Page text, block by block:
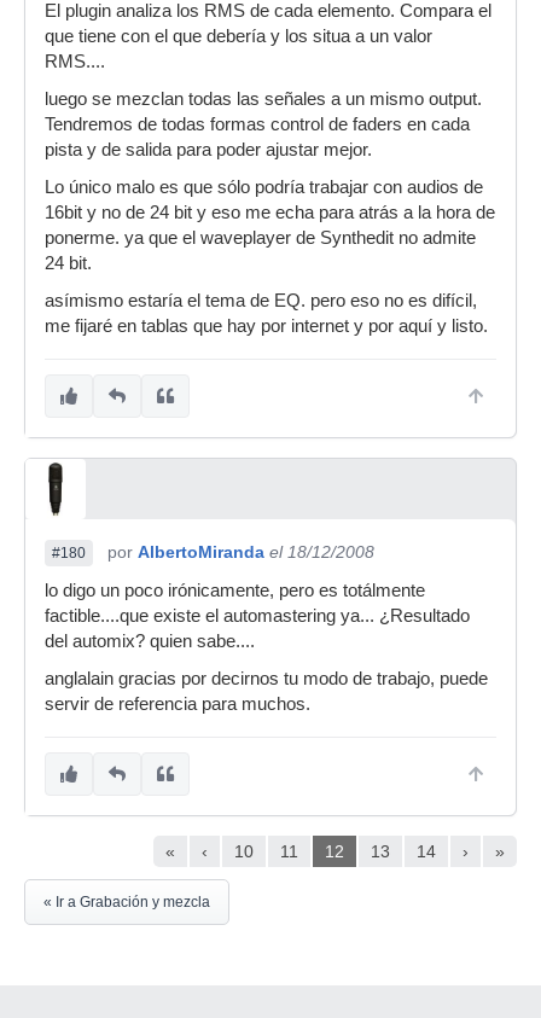
El plugin analiza los RMS de cada elemento. Compara el
que tiene con el que debería y los situa a un valor
RMS....
luego se mezclan todas las señales a un mismo output.
Tendremos de todas formas control de faders en cada
pista y de salida para poder ajustar mejor.
Lo único malo es que sólo podría trabajar con audios de
16bit y no de 24 bit y eso me echa para atrás a la hora de
ponerme. ya que el waveplayer de Synthedit no admite
24 bit.
asímismo estaría el tema de EQ. pero eso no es difícil,
me fijaré en tablas que hay por internet y por aquí y listo.
#180 por AlbertoMiranda el 18/12/2008
lo digo un poco irónicamente, pero es totálmente
factible....que existe el automastering ya... ¿Resultado
del automix? quien sabe....
anglalain gracias por decirnos tu modo de trabajo, puede
servir de referencia para muchos.
« ‹ 10 11 12 13 14 › »
« Ir a Grabación y mezcla